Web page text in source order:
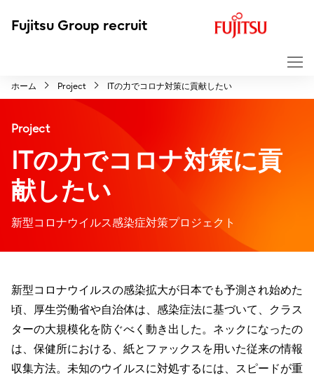
Fujitsu Group recruit
F
t
ホーム Project ITの力でコロナ対策に貢献したい
Project
ITの力でコロナ対策に貢
献したい
新型コロナウイルス感染症対策プロジェクト
新型コロナウイルスの感染拡大が日本でも予測され始めた
頃、厚生労働省や自治体は、感染症法に基づいて、クラス
ターの大規模化を防ぐべく動き出した。ネックになったの
は、保健所における、紙とファックスを用いた従来の情報
収集方法。未知のウイルスに対処するには、スピードが重